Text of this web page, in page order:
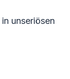
in unseriösen